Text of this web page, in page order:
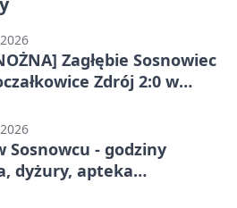
Zagłębie Sosnowiec
Zdrój 2:0 w
z ważnym
Sosnowcu - godziny
dyżury, apteka